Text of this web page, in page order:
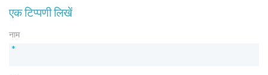
एक टिप्पणी लिखें
नाम
*